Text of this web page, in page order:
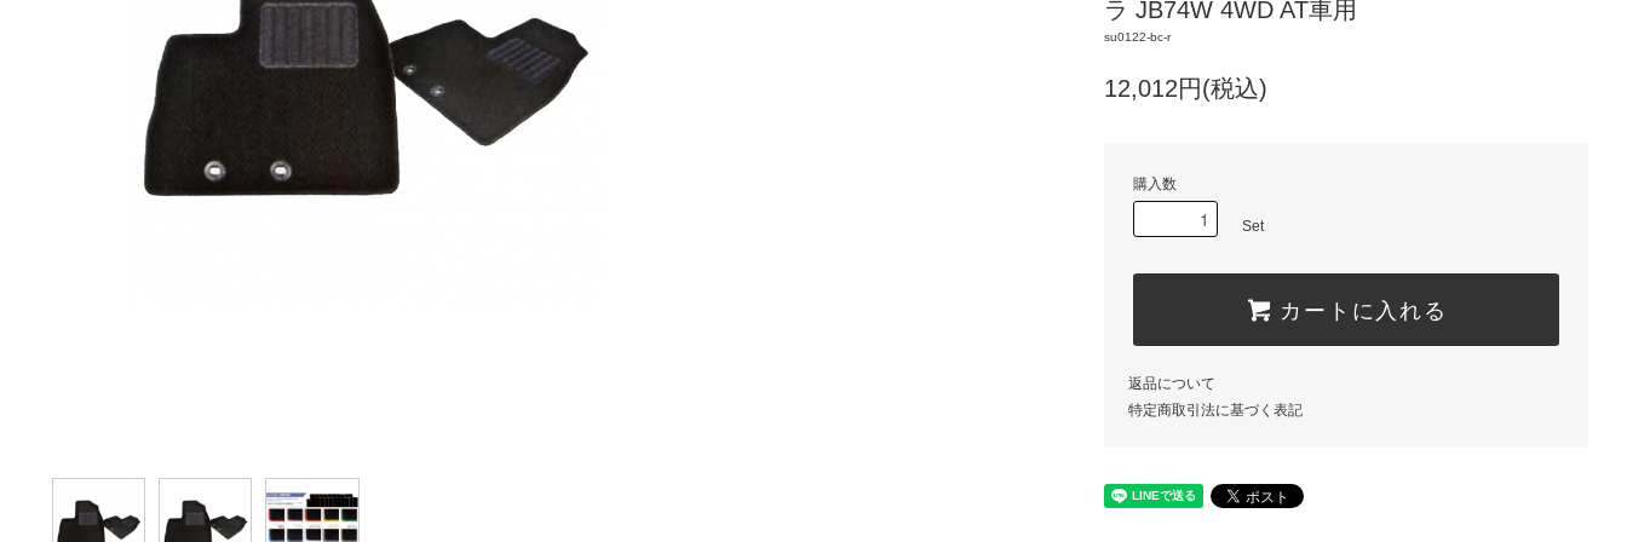
ラ JB74W 4WD AT車用
su0122-bc-r
12,012円(税込)
購入数
Set
カートに入れる
返品について
特定商取引法に基づく表記